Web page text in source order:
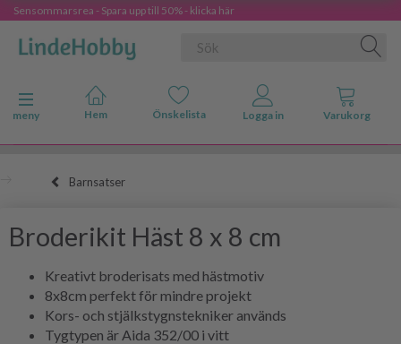
Sensommarsrea - Spara upp till 50% - klicka här
Ändra navigering
meny
Barnsatser
Broderikit Häst 8 x 8 cm
Kreativt broderisats med hästmotiv
8x8cm perfekt för mindre projekt
Kors- och stjälkstygnstekniker används
Tygtypen är Aida 352/00 i vitt